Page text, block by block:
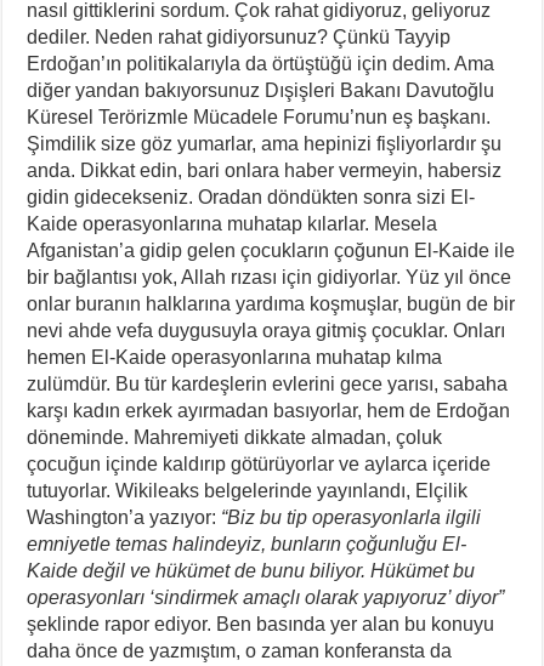
nasıl gittiklerini sordum. Çok rahat gidiyoruz, geliyoruz
dediler. Neden rahat gidiyorsunuz? Çünkü Tayyip
Erdoğan’ın politikalarıyla da örtüştüğü için dedim. Ama
diğer yandan bakıyorsunuz Dışişleri Bakanı Davutoğlu
Küresel Terörizmle Mücadele Forumu’nun eş başkanı.
Şimdilik size göz yumarlar, ama hepinizi fişliyorlardır şu
anda. Dikkat edin, bari onlara haber vermeyin, habersiz
gidin gidecekseniz. Oradan döndükten sonra sizi El-
Kaide operasyonlarına muhatap kılarlar. Mesela
Afganistan’a gidip gelen çocukların çoğunun El-Kaide ile
bir bağlantısı yok, Allah rızası için gidiyorlar. Yüz yıl önce
onlar buranın halklarına yardıma koşmuşlar, bugün de bir
nevi ahde vefa duygusuyla oraya gitmiş çocuklar. Onları
hemen El-Kaide operasyonlarına muhatap kılma
zulümdür. Bu tür kardeşlerin evlerini gece yarısı, sabaha
karşı kadın erkek ayırmadan basıyorlar, hem de Erdoğan
döneminde. Mahremiyeti dikkate almadan, çoluk
çocuğun içinde kaldırıp götürüyorlar ve aylarca içeride
tutuyorlar. Wikileaks belgelerinde yayınlandı, Elçilik
Washington’a yazıyor: “Biz bu tip operasyonlarla ilgili
emniyetle temas halindeyiz, bunların çoğunluğu El-
Kaide değil ve hükümet de bunu biliyor. Hükümet bu
operasyonları ‘sindirmek amaçlı olarak yapıyoruz’ diyor”
şeklinde rapor ediyor. Ben basında yer alan bu konuyu
daha önce de yazmıştım, o zaman konferansta da